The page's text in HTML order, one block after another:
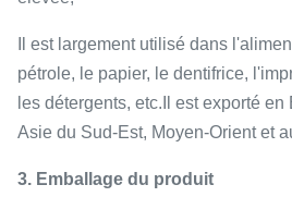
Il est largement utilisé dans
pétrole, le papier, le dentifrice,
les détergents, etc.Il est exporté
Asie du Sud-Est, Moyen-Orient et
3. Emballage du produit